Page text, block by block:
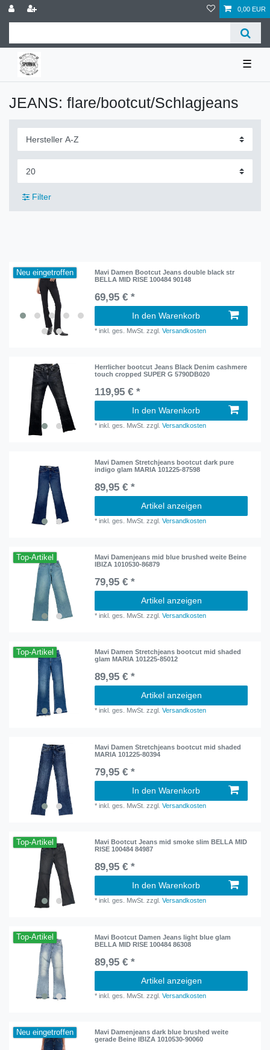
0,00 EUR
☰
JEANS: flare/bootcut/Schlagjeans
Filter
Neu eingetroffen
Mavi Damen Bootcut Jeans double black str
BELLA MID RISE 100484 90148
69,95 € *
In den Warenkorb
*inkl. ges. MwSt. zzgl.Versandkosten
Herrlicher bootcut Jeans Black Denim cashmere
touch cropped SUPER G 5790DB020
119,95 € *
In den Warenkorb
*inkl. ges. MwSt. zzgl.Versandkosten
Mavi Damen Stretchjeans bootcut dark pure
indigo glam MARIA 101225-87598
89,95 € *
Artikel anzeigen
*inkl. ges. MwSt. zzgl.Versandkosten
Top-Artikel
Mavi Damenjeans mid blue brushed weite Beine
IBIZA 1010530-86879
79,95 € *
Artikel anzeigen
*inkl. ges. MwSt. zzgl.Versandkosten
Top-Artikel
Mavi Damen Stretchjeans bootcut mid shaded
glam MARIA 101225-85012
89,95 € *
Artikel anzeigen
*inkl. ges. MwSt. zzgl.Versandkosten
Mavi Damen Stretchjeans bootcut mid shaded
MARIA 101225-80394
79,95 € *
In den Warenkorb
*inkl. ges. MwSt. zzgl.Versandkosten
Top-Artikel
Mavi Bootcut Jeans mid smoke slim BELLA MID
RISE 100484 84987
89,95 € *
In den Warenkorb
*inkl. ges. MwSt. zzgl.Versandkosten
Top-Artikel
Mavi Bootcut Damen Jeans light blue glam
BELLA MID RISE 100484 86308
89,95 € *
Artikel anzeigen
*inkl. ges. MwSt. zzgl.Versandkosten
Neu eingetroffen
Mavi Damenjeans dark blue brushed weite
gerade Beine IBIZA 1010530-90060